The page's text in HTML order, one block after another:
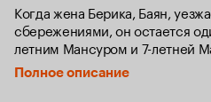
Когда жена Берика, Баян,
сбережениями, он остается
летним Мансуром и 7-летней
возвращение. Без жилья и
за любые подработки, чтобы
Полное описание